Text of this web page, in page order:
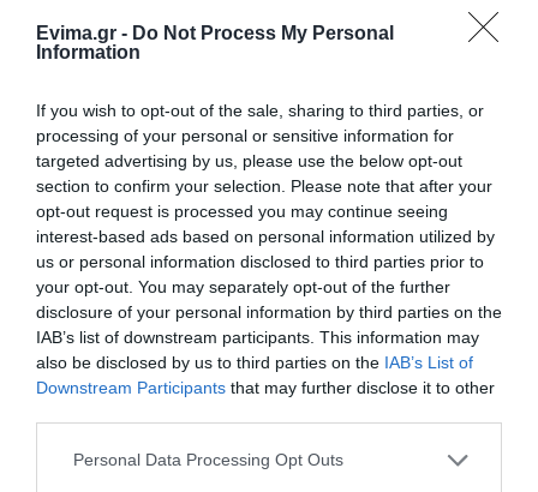
Evima.gr - Do Not Process My Personal
Information
If you wish to opt-out of the sale, sharing to third parties, or
processing of your personal or sensitive information for
targeted advertising by us, please use the below opt-out
section to confirm your selection. Please note that after your
opt-out request is processed you may continue seeing
interest-based ads based on personal information utilized by
us or personal information disclosed to third parties prior to
your opt-out. You may separately opt-out of the further
disclosure of your personal information by third parties on the
IAB’s list of downstream participants. This information may
also be disclosed by us to third parties on the IAB’s List of
Downstream Participants that may further disclose it to other
Please note that this website/app uses one or more Google
Personal Data Processing Opt Outs
Νέο σοβαρό τροχαίο στην Εύβοια:
Τούμπαρε αυτοκίνητο
Έσπασαν πιάτα στο κεφάλι του
Αταμάν – Βίντεο από τη Σύμη
Φωτιά στη Σκύρο: Συνεχίζει να
καίει στο Νησί, συγκλονιστική
μαρτυρία – Νέες εικόνες και
βίντεο
06.08.2026 | 19:40
Ξεκινάει τεράστιο έργο αξίας
44χρονος για τη φωτιά
στη Κεφαλονιά
ζέστης: Πότε η
θερμοκρασία θα
Προφυλακιστέος ο
Αφγανός για τη
δολοφονία της
Βρετανίδας –
Συγκλονιστική
κατάθεση της συζύγου
του 28χρονου
Εορτολόγιο: Ποιοι
γιορτάζουν σήμερα,
Πέμπτη 6 Αυγούστου